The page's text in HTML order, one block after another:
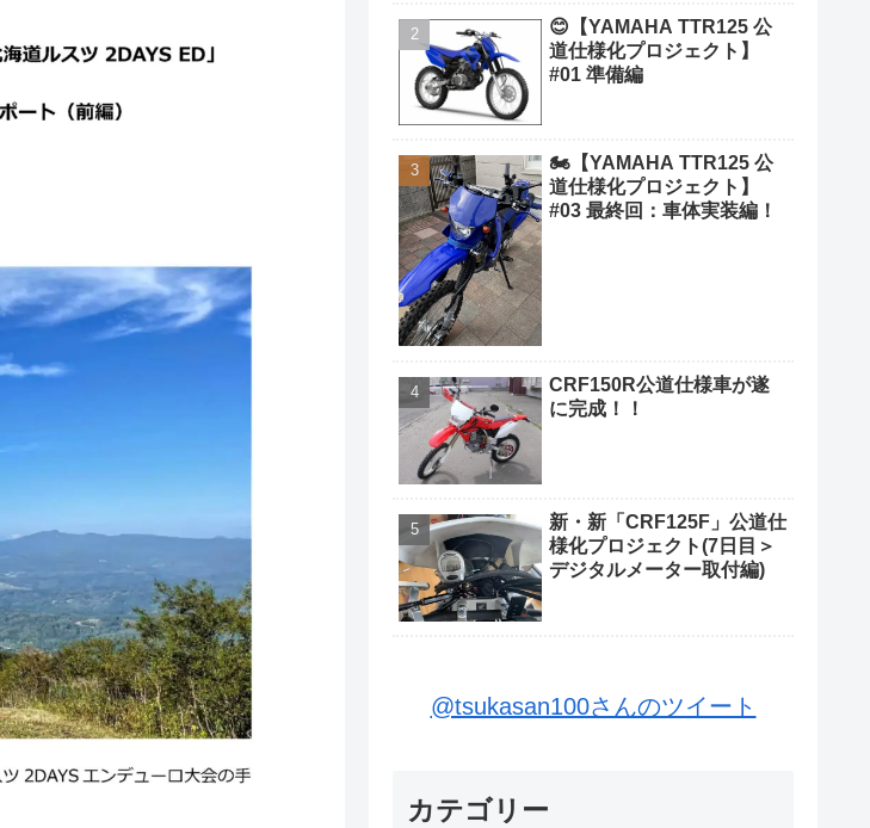
😊【YAMAHA TTR125 公
道仕様化プロジェクト】
#01 準備編
🏍️【YAMAHA TTR125 公
道仕様化プロジェクト】
#03 最終回：車体実装編！
CRF150R公道仕様車が遂
に完成！！
新・新「CRF125F」公道仕
様化プロジェクト(7日目＞
デジタルメーター取付編)
@tsukasan100さんのツイート
カテゴリー